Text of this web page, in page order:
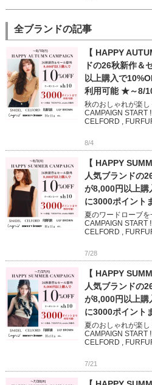
全ブランドの記事
【 HAPPY
ドの26秋新作＆
以上購入で
利用可能 ★～8/
秋のおしゃれが楽
CAMPAIGN START
CELFORD ,
8/4
【 HAPPY
人気ブランドの
が8,000円以上
に3000ポイント
夏のワードローブ
CAMPAIGN START
CELFORD ,
7/28
【 HAPPY
人気ブランドの
が8,000円以上
に3000ポイント
夏のおしゃれが楽
CAMPAIGN START
CELFORD ,
7/21